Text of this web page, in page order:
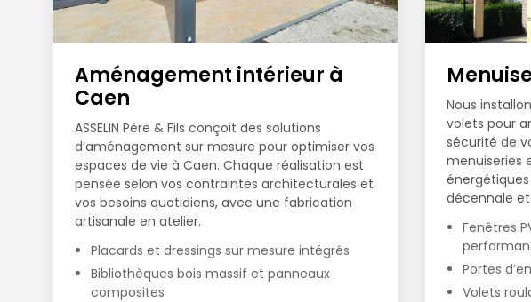
Aménagement intérieur à
Caen
ASSELIN Père & Fils conçoit des solutions
d’aménagement sur mesure pour optimiser vos
espaces de vie à Caen. Chaque réalisation est
pensée selon vos contraintes architecturales et
vos besoins quotidiens, avec une fabrication
artisanale en atelier.
Placards et dressings sur mesure intégrés
Bibliothèques bois massif et panneaux
composites
Nous
volets pour
sécurité de
menuiseries
décennale et
Fenêtres
Portes
Volets